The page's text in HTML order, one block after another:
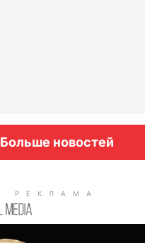
Больше новостей